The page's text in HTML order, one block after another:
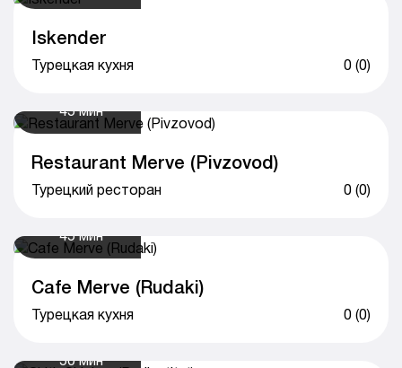
Iskender
Турецкая кухня 0 (0)
45 мин
Restaurant Merve (Pivzovod)
Турецкий ресторан 0 (0)
45 мин
Cafe Merve (Rudaki)
Турецкая кухня 0 (0)
50 мин